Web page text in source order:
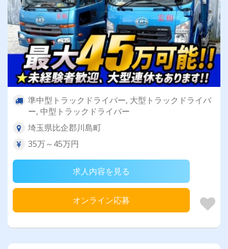
準中型トラックドライバー, 大型トラックドライバ
ー, 中型トラックドライバー
埼玉県比企郡川島町
35万～45万円
求人内容を見る
オンライン応募